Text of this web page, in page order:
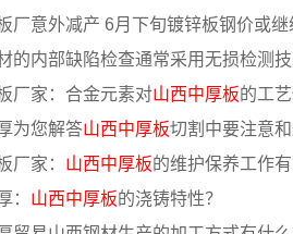
厂意外减产 6月下旬镀锌板钢价或继
的内部缺陷检查通常采用无损检测
厂家：合金元素对山西中厚板的工
为您解答山西中厚板切割中要注意
厂家： 山西中厚板的维护保养工作有
： 山西中厚板的浇铸特性？